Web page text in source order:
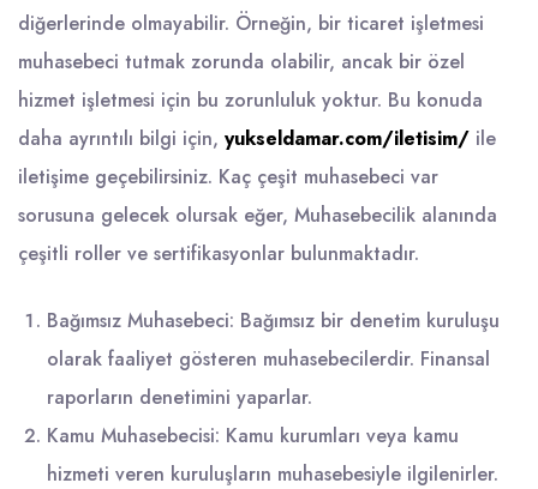
diğerlerinde olmayabilir. Örneğin, bir ticaret işletmesi
muhasebeci tutmak zorunda olabilir, ancak bir özel
hizmet işletmesi için bu zorunluluk yoktur. Bu konuda
daha ayrıntılı bilgi için, yukseldamar.com/iletisim/ ile
iletişime geçebilirsiniz. Kaç çeşit muhasebeci var
sorusuna gelecek olursak eğer, Muhasebecilik alanında
çeşitli roller ve sertifikasyonlar bulunmaktadır.
Bağımsız Muhasebeci: Bağımsız bir denetim kuruluşu
olarak faaliyet gösteren muhasebecilerdir. Finansal
raporların denetimini yaparlar.
Kamu Muhasebecisi: Kamu kurumları veya kamu
hizmeti veren kuruluşların muhasebesiyle ilgilenirler.